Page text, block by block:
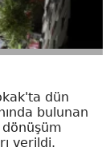
dün
bulunan
verildi.